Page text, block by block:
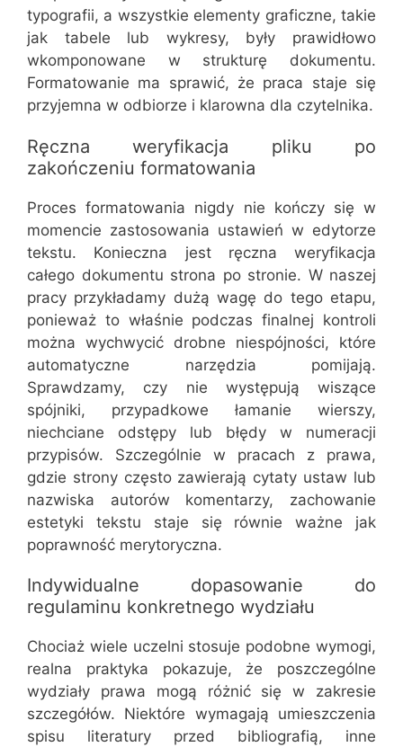
typografii, a wszystkie elementy graficzne, takie
jak tabele lub wykresy, były prawidłowo
wkomponowane w strukturę dokumentu.
Formatowanie ma sprawić, że praca staje się
przyjemna w odbiorze i klarowna dla czytelnika.
Ręczna weryfikacja pliku po
zakończeniu formatowania
Proces formatowania nigdy nie kończy się w
momencie zastosowania ustawień w edytorze
tekstu. Konieczna jest ręczna weryfikacja
całego dokumentu strona po stronie. W naszej
pracy przykładamy dużą wagę do tego etapu,
ponieważ to właśnie podczas finalnej kontroli
można wychwycić drobne niespójności, które
automatyczne narzędzia pomijają.
Sprawdzamy, czy nie występują wiszące
spójniki, przypadkowe łamanie wierszy,
niechciane odstępy lub błędy w numeracji
przypisów. Szczególnie w pracach z prawa,
gdzie strony często zawierają cytaty ustaw lub
nazwiska autorów komentarzy, zachowanie
estetyki tekstu staje się równie ważne jak
poprawność merytoryczna.
Indywidualne dopasowanie do
regulaminu konkretnego wydziału
Chociaż wiele uczelni stosuje podobne wymogi,
realna praktyka pokazuje, że poszczególne
wydziały prawa mogą różnić się w zakresie
szczegółów. Niektóre wymagają umieszczenia
spisu literatury przed bibliografią, inne